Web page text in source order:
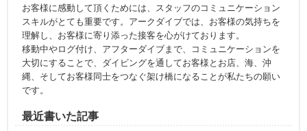
お客様に感動して頂くためには、スタッフのコミュニケーション
スキルがとても重要です。アークダイブでは、お客様の気持ちを
理解し、お客様に寄り添った接客を心がけております。
移動中やログ付け、アフターダイブまで、コミュニケーションを
大切にすることで、ダイビングを通してお客様とお店、海、沖
縄、そしてお客様同士をつなぐ架け橋になることが私たちの願い
です。
最近書いた記事